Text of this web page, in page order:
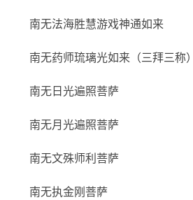
南无法海胜慧游戏神通如来
南无药师琉璃光如来（三拜三称）
南无日光遍照菩萨
南无月光遍照菩萨
南无文殊师利菩萨
南无执金刚菩萨